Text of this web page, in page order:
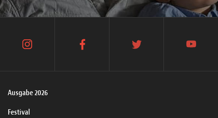
Ausgabe 2026
Festival
instagram facebook twitter youtube